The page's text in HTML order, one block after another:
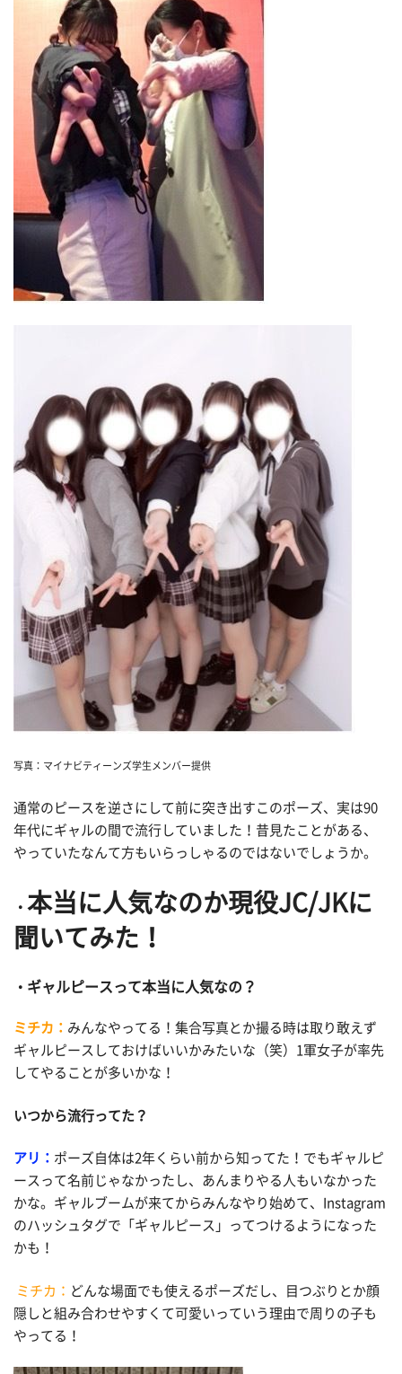
写真：マイナビティーンズ学生メンバー提供
通常のピースを逆さにして前に突き出すこのポーズ、実は90
年代にギャルの間で流行していました！昔見たことがある、
やっていたなんて方もいらっしゃるのではないでしょうか。
本当に人気なのか現役JC/JKに
聞いてみた！
ギャルピースって本当に人気なの？
ミチカ： みんなやってる！集合写真とか撮る時は取り敢えず
ギャルピースしておけばいいかみたいな（笑）1軍女子が率先
してやることが多いかな！
いつから流行ってた？
アリ： ポーズ自体は2年くらい前から知ってた！でもギャルピ
ースって名前じゃなかったし、あんまりやる人もいなかった
かな。ギャルブームが来てからみんなやり始めて、Instagram
のハッシュタグで「ギャルピース」ってつけるようになった
かも！
ミチカ： どんな場面でも使えるポーズだし、目つぶりとか顔
隠しと組み合わせやすくて可愛いっていう理由で周りの子も
やってる！